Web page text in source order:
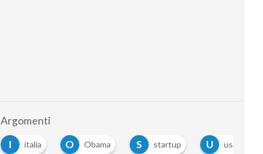
Argomenti
I italia O Obama S startup U usa